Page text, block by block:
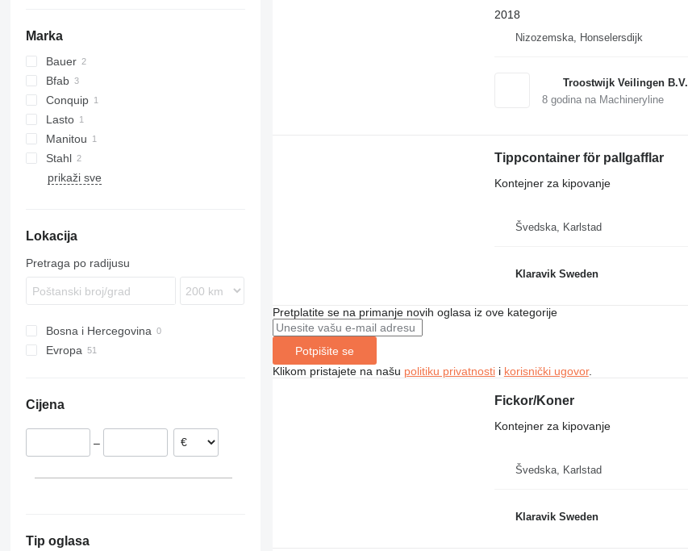
Marka
Bauer
Bfab
Conquip
Lasto
Manitou
Stahl
prikaži sve
Lokacija
Pretraga po radijusu
Bosna i Hercegovina
Evropa
Ujedinjeno Kraljevstvo
Belgija
Cijena
–
Tip oglasa
2018
Nizozemska, Honselersdijk
Troostwijk Veilingen B.V.
8godina na Machineryline
Tippcontainer för pallgafflar
Kontejner za kipovanje
Švedska, Karlstad
Klaravik Sweden
Pretplatite se na primanje novih oglasa iz ove kategorije
Potpišite se
Klikom pristajete na našu politiku privatnostii korisnički ugovor.
Fickor/Koner
Kontejner za kipovanje
Švedska, Karlstad
Klaravik Sweden